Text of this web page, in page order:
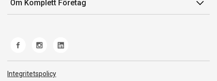
Felsökning & guider
Kundservice
Frakt och leverans
Om Komplett Företag
Integritetspolicy